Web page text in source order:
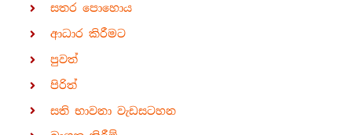
සතර පොහොය
ආධාර කිරීමට
පුවත්
පිරිත්
සති භාවනා වැඩසටහන